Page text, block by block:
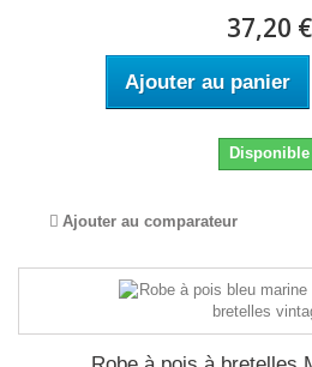
37,20 €
Ajouter au panier
Disponible
Ajouter au comparateur